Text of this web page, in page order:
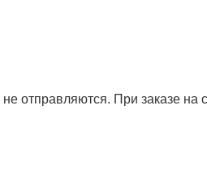
отправляются. При заказе на